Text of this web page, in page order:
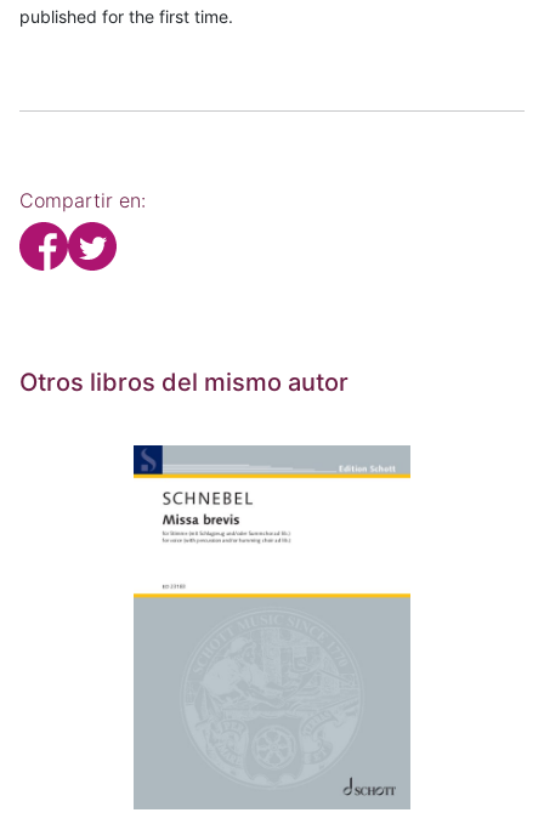
published for the first time.
Compartir en:
Otros libros del mismo autor